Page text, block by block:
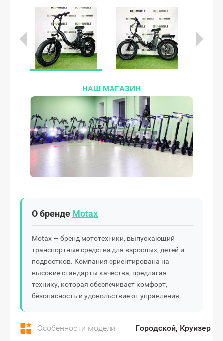
НАШ МАГАЗИН
Особенности модели
Городской, Круизер
О бренде Motax
Motax — бренд мототехники, выпускающий
транспортные средства для взрослых, детей и
подростков. Компания ориентирована на
высокие стандарты качества, предлагая
технику, которая обеспечивает комфорт,
безопасность и удовольствие от управления.